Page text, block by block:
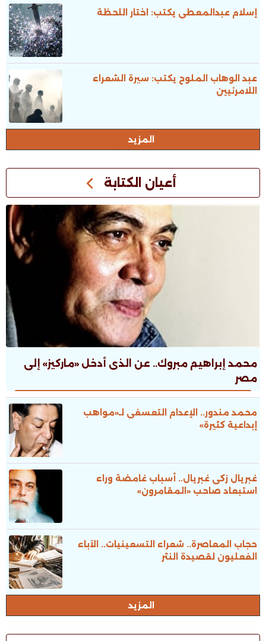
إسلام عبدالمعطى يكتب: اختار اللحظة
عبد الوهاب الملوح يكتب: سيرة الشعراء
اللامرئيين
المزيد
أعيان الكتابة
محمد إبراهيم مبروك.. عن الذى أدخل «ماركيز» إلى
مصر
محمد مندور.. الإعدام التعسفى لـ«مواهب
إبداعية كثيرة»
غبريال زكى غبريال.. أسباب غامضة وراء
استبعاد صاحب «المقامرون»
حجاب المعاصرة.. شعراء التسعينيات.. الآباء
الفعليون لقصيدة النثر
المزيد